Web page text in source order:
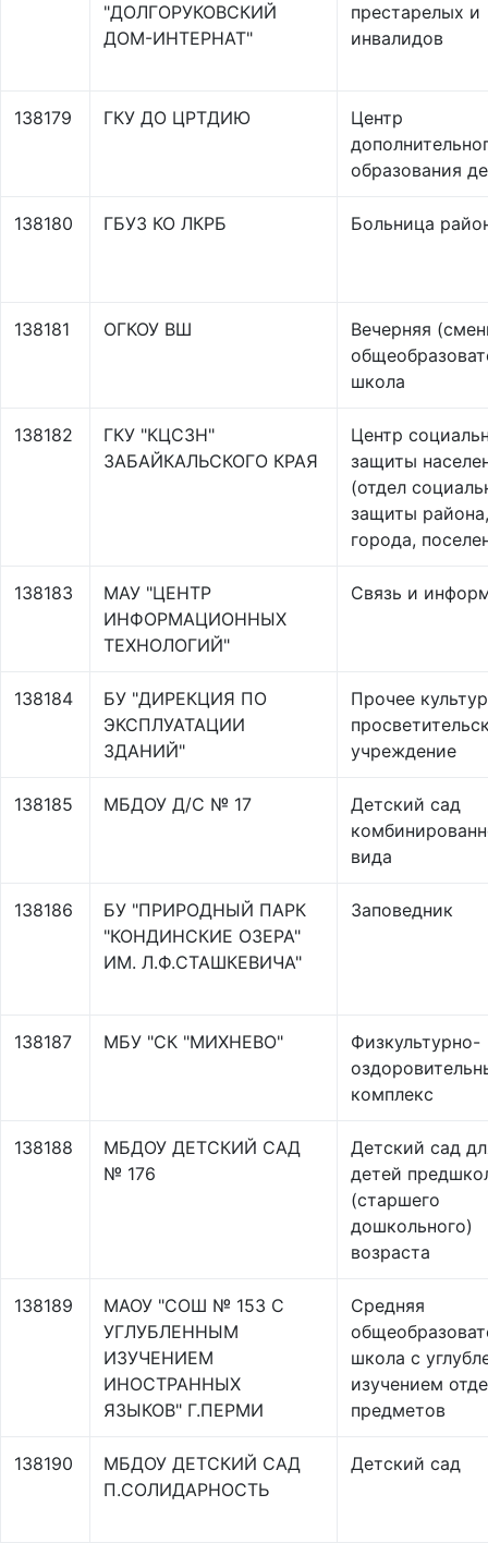
"ДОЛГОРУКОВСКИЙ
ДОМ-ИНТЕРНАТ"
престарелых и
инвалидов
138179 ГКУ ДО ЦРТДИЮ
Центр
образования
138180 ГБУЗ КО ЛКРБ Больница
138181 ОГКОУ ВШ
Вечерняя
школа
138182
ГКУ "КЦСЗН"
ЗАБАЙКАЛЬСКОГО КРАЯ
Центр
защиты
(отдел
защиты района,
города,
138183
МАУ "ЦЕНТР
ИНФОРМАЦИОННЫХ
ТЕХНОЛОГИЙ"
Связь и
138184
БУ "ДИРЕКЦИЯ ПО
ЭКСПЛУАТАЦИИ
ЗДАНИЙ"
Прочее
учреждение
138185 МБДОУ Д/С № 17
Детский сад
вида
138186
БУ "ПРИРОДНЫЙ ПАРК
"КОНДИНСКИЕ ОЗЕРА"
ИМ. Л.Ф.СТАШКЕВИЧА"
Заповедник
138187 МБУ "СК "МИХНЕВО"
Физкультурно-
комплекс
138188
МБДОУ ДЕТСКИЙ САД
№ 176
Детский сад
детей
(старшего
дошкольного)
возраста
138189
МАОУ "СОШ № 153 С
УГЛУБЛЕННЫМ
ИЗУЧЕНИЕМ
ИНОСТРАННЫХ
ЯЗЫКОВ" Г.ПЕРМИ
Средняя
школа с
изучением
предметов
138190
МБДОУ ДЕТСКИЙ САД
П.СОЛИДАРНОСТЬ
Детский сад